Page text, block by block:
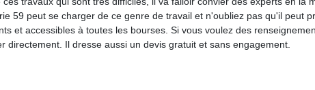
59 peut se charger de ce genre de travail et n'oubliez pas qu'il peut
et accessibles à toutes les bourses. Si vous voulez des
directement. Il dresse aussi un devis gratuit et sans engagement.